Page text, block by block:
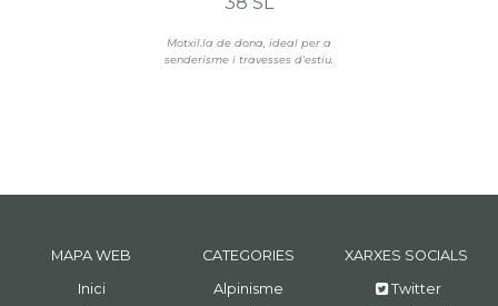
Motxil.la de dona, ideal per a
senderisme i travesses d'estiu.
MAPA WEB
Inici
CATEGORIES
Alpinisme
XARXES SOCIALS
Twitter